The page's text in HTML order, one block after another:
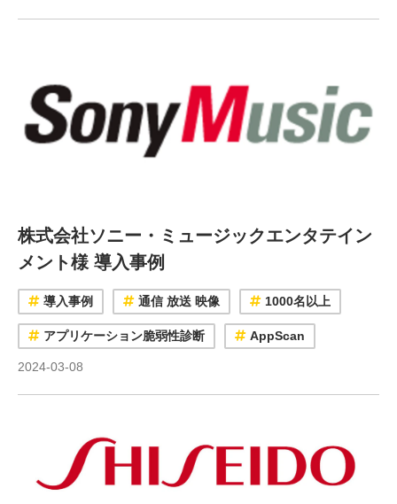
株式会社ソニー・ミュージックエンタテイン
メント様 導入事例
導入事例 通信 放送 映像 1000名以上
アプリケーション脆弱性診断 AppScan
2024-03-08